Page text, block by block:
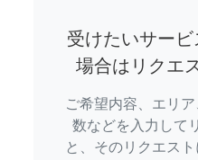
受けたいサー
場合はリクエ
ご希望内容、エリ
数などを入力して
と、そのリクエス